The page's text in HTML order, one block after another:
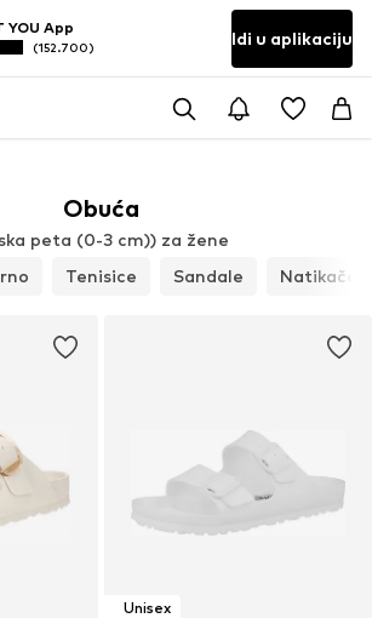
YOU App
(152.700) Idi u aplikaciju
Obuća
peta (0-3 cm)) za žene
Tenisice Sandale Natikače
Unisex